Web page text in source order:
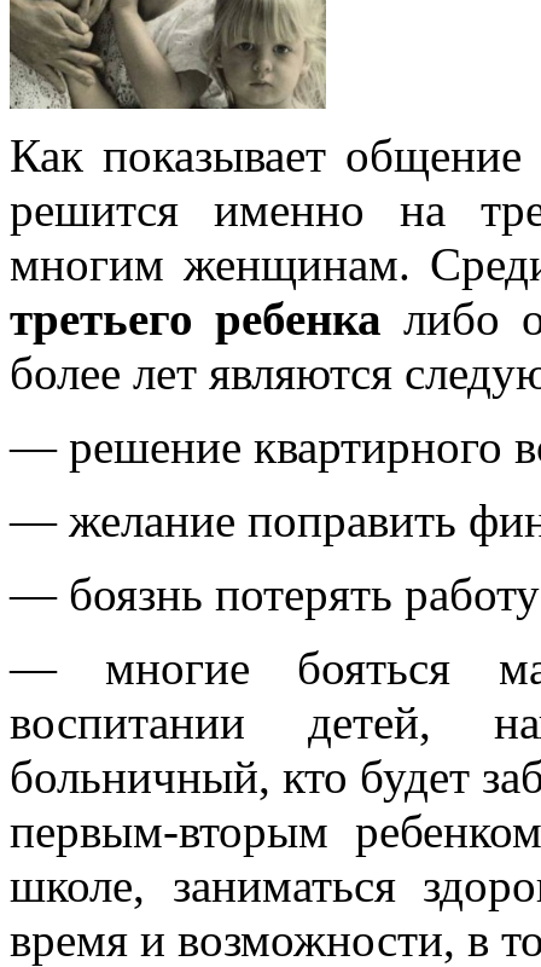
Как показывает
решится именно на
многим женщинам.
третьего ребенка либо
более лет являются
— решение квартирного
— желание поправить
— боязнь потерять
— многие бояться
воспитании детей,
больничный, кто будет
первым-вторым
школе, заниматься
время и возможности, в